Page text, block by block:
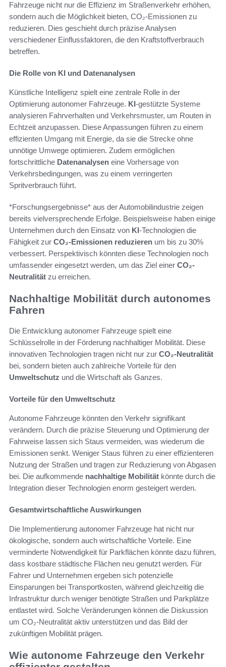
Fahrzeuge nicht nur die Effizienz im Straßenverkehr erhöhen,
sondern auch die Möglichkeit bieten, CO₂-Emissionen zu
reduzieren. Dies geschieht durch präzise Analysen
verschiedener Einflussfaktoren, die den Kraftstoffverbrauch
betreffen.
Die Rolle von KI und Datenanalysen
Künstliche Intelligenz spielt eine zentrale Rolle in der
Optimierung autonomer Fahrzeuge. KI-gestützte Systeme
analysieren Fahrverhalten und Verkehrsmuster, um Routen in
Echtzeit anzupassen. Diese Anpassungen führen zu einem
effizienten Umgang mit Energie, da sie die Strecke ohne
unnötige Umwege optimieren. Zudem ermöglichen
fortschrittliche Datenanalysen eine Vorhersage von
Verkehrsbedingungen, was zu einem verringerten
Spritverbrauch führt.
*Forschungsergebnisse* aus der Automobilindustrie zeigen
bereits vielversprechende Erfolge. Beispielsweise haben einige
Unternehmen durch den Einsatz von KI-Technologien die
Fähigkeit zur CO₂-Emissionen reduzieren um bis zu 30%
verbessert. Perspektivisch könnten diese Technologien noch
umfassender eingesetzt werden, um das Ziel einer CO₂-
Neutralität zu erreichen.
Nachhaltige Mobilität durch autonomes
Fahren
Die Entwicklung autonomer Fahrzeuge spielt eine
Schlüsselrolle in der Förderung nachhaltiger Mobilität. Diese
innovativen Technologien tragen nicht nur zur CO₂-Neutralität
bei, sondern bieten auch zahlreiche Vorteile für den
Umweltschutz und die Wirtschaft als Ganzes.
Vorteile für den Umweltschutz
Autonome Fahrzeuge könnten den Verkehr signifikant
verändern. Durch die präzise Steuerung und Optimierung der
Fahrweise lassen sich Staus vermeiden, was wiederum die
Emissionen senkt. Weniger Staus führen zu einer effizienteren
Nutzung der Straßen und tragen zur Reduzierung von Abgasen
bei. Die aufkommende nachhaltige Mobilität könnte durch die
Integration dieser Technologien enorm gesteigert werden.
Gesamtwirtschaftliche Auswirkungen
Die Implementierung autonomer Fahrzeuge hat nicht nur
ökologische, sondern auch wirtschaftliche Vorteile. Eine
verminderte Notwendigkeit für Parkflächen könnte dazu führen,
dass kostbare städtische Flächen neu genutzt werden. Für
Fahrer und Unternehmen ergeben sich potenzielle
Einsparungen bei Transportkosten, während gleichzeitig die
Infrastruktur durch weniger benötigte Straßen und Parkplätze
entlastet wird. Solche Veränderungen können die Diskussion
um CO₂-Neutralität aktiv unterstützen und das Bild der
zukünftigen Mobilität prägen.
Wie autonome Fahrzeuge den Verkehr